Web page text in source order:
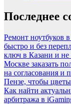
Последнее
Ремонт ноутбуков
быстро и без
ключ в Казани и не
Москве заказать
на согласования и
Пензе, чтобы
Как найти
арбитража в